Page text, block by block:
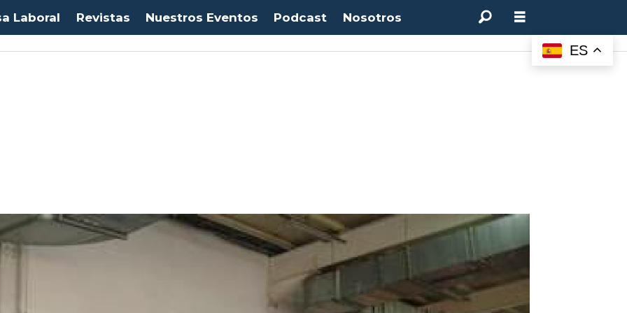
Laboral Revistas Nuestros Eventos Podcast Nosotros
ES
Bitcoin: $64.600,08